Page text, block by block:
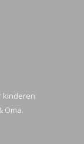
kinderen
Oma.